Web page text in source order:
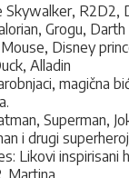
Skywalker, R2D2,
Grogu, Darth
Disney
Alladin
magična
Superman,
i drugi
Likovi inspirisani
Martina.